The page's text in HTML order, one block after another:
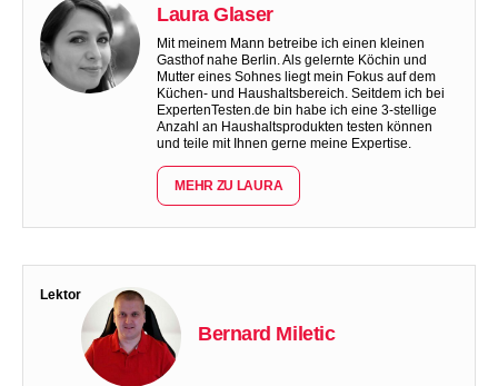
Laura Glaser
Mit meinem Mann betreibe ich einen kleinen
Gasthof nahe Berlin. Als gelernte Köchin und
Mutter eines Sohnes liegt mein Fokus auf dem
Küchen- und Haushaltsbereich. Seitdem ich bei
ExpertenTesten.de bin habe ich eine 3-stellige
Anzahl an Haushaltsprodukten testen können
und teile mit Ihnen gerne meine Expertise.
MEHR ZU LAURA
Lektor
Bernard Miletic